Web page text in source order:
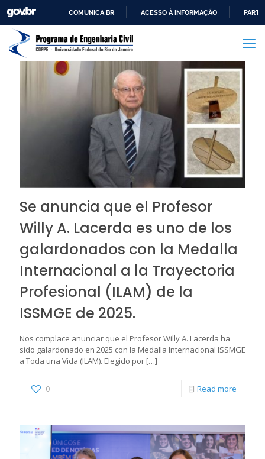
PARA
COMUNICA BR ACESSO À INFORMAÇÃO
Se anuncia que el Profesor
Willy A. Lacerda es uno de los
galardonados con la Medalla
Internacional a la Trayectoria
Profesional (ILAM) de la
ISSMGE de 2025.
Nos complace anunciar que el Profesor Willy A. Lacerda ha
sido galardonado en 2025 con la Medalla Internacional ISSMGE
a Toda una Vida (ILAM). Elegido por […]
0 Read more